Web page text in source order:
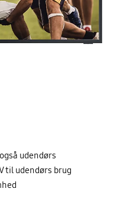
udendørs
til udendørs brug